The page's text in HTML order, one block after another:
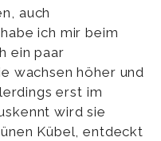
auch
ich mir beim
ein paar
wachsen höher und
erst im
wird sie
Kübel, entdeckt